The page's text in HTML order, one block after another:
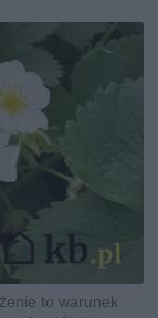
to warunek